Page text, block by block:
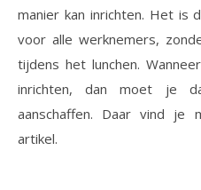
manier kan inrichten. Het is
voor alle werknemers,
tijdens het lunchen.
inrichten, dan moet je
aanschaffen. Daar vind
artikel.